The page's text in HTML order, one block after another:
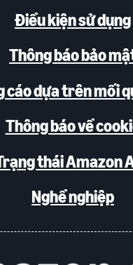
Điều kiện sử dụng
Thông báo bảo
cáo dựa trên mối
Thông báo về
thái Amazon
Nghề nghiệp